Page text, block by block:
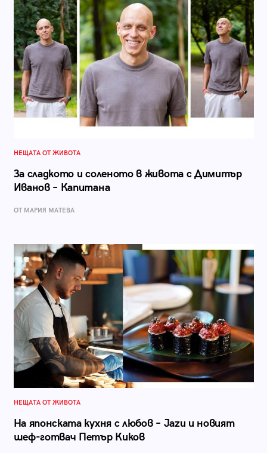
НЕЩАТА ОТ ЖИВОТА
За сладкото и соленото в живота с Димитър
Иванов – Капитана
ОТ МАРИЯ МАТЕВА
НЕЩАТА ОТ ЖИВОТА
На японската кухня с любов – Jazu и новият
шеф-готвач Петър Киков